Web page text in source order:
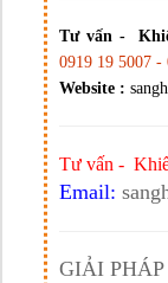
Tư vấn -
0919 19 5007 -
Website :
Tư vấn -
Email:
GIẢI